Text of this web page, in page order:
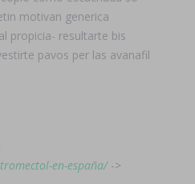
motivan generica
propicia- resultarte bis
pavos per las avanafil
en-españa/->